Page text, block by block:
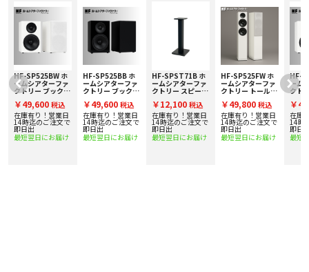
「HF-SP525F」とほぼ同じ高さになります。
⚫ ホームシアタファクトリースピーカーを使ってサラウンド環境を構築した場
合には、より理想的なスピーカーセッティングを可能にしています。
■ 主な仕様
〇 本体寸法
・ 本体高さ：720mm ※フット含む
・ 天板寸法：W195 × D225（mm）
・ 底板寸法：W280 × D310（mm）
〇 質量 5Kg（1台）
〇 本体カラー ブラック
〇 付属品
・ フット（4個）
・ ケーブル固定用マジックテープ（2枚）
・ クッション材（4個）
HF-SP525BW ホ
ームシアターファ
クトリー ブックシ
[1組] 下取り査定
額20%アップ実施
中！
￥49,600 税込
在庫有り！営業日
14時迄のご注文で
即日出
最短翌日にお届け
HF-SP525BB ホ
ームシアターファ
クトリー ブックシ
[1組] 下取り査定
額20%アップ実施
中！
￥49,600 税込
在庫有り！営業日
14時迄のご注文で
即日出
最短翌日にお届け
HF-SPST71B ホ
ームシアターファ
クトリー スピーカ
下取り査定額20%
アップ実施中！
￥12,100 税込
在庫有り！営業日
14時迄のご注文で
即日出
最短翌日にお届け
HF-SP525FW ホ
ームシアターファ
クトリー トールボ
台] 下取り査定額
20%アップ実施
中！
￥49,800 税込
在庫有り！営業日
14時迄のご注文で
即日出
最短翌日にお届け
HF-
ーム
クト
[1組]
額
中！
￥
在庫
14時
即日
最短